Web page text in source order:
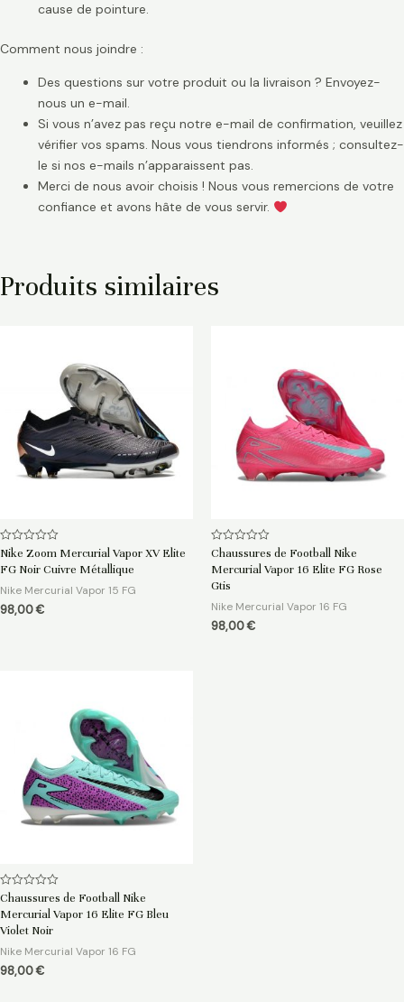
cause de pointure.
Comment nous joindre :
Des questions sur votre produit ou la livraison ? Envoyez-
nous un e-mail.
Si vous n’avez pas reçu notre e-mail de confirmation, veuillez
vérifier vos spams. Nous vous tiendrons informés ; consultez-
le si nos e-mails n’apparaissent pas.
Merci de nous avoir choisis ! Nous vous remercions de votre
confiance et avons hâte de vous servir.
Produits similaires
Note
sur
Nike Zoom Mercurial Vapor XV Elite
FG Noir Cuivre Métallique
Nike Mercurial Vapor 15 FG
98,00€
Note
sur
5
Chaussures de Football Nike
Mercurial Vapor 16 Elite FG Rose
Gtis
Nike Mercurial Vapor 16 FG
98,00€
Note
sur
5
Chaussures de Football Nike
Mercurial Vapor 16 Elite FG Bleu
Violet Noir
Nike Mercurial Vapor 16 FG
98,00€